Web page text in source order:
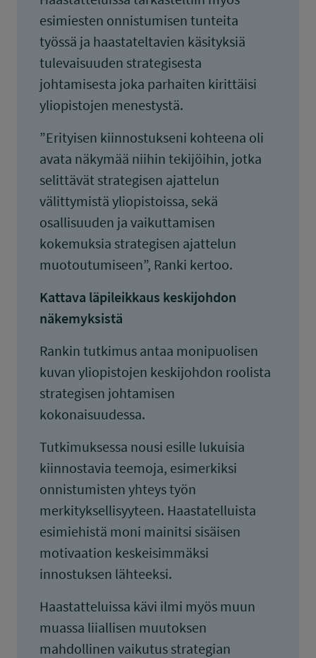
esimiesten onnistumisen tunteita
työssä ja haastateltavien käsityksiä
tulevaisuuden strategisesta
johtamisesta joka parhaiten kirittäisi
yliopistojen menestystä.
”Erityisen kiinnostukseni kohteena oli
avata näkymää niihin tekijöihin, jotka
selittävät strategisen ajattelun
välittymistä yliopistoissa, sekä
osallisuuden ja vaikuttamisen
kokemuksia strategisen ajattelun
muotoutumiseen”, Ranki kertoo.
Kattava läpileikkaus keskijohdon
näkemyksistä
Rankin tutkimus antaa monipuolisen
kuvan yliopistojen keskijohdon roolista
strategisen johtamisen
kokonaisuudessa.
Tutkimuksessa nousi esille lukuisia
kiinnostavia teemoja, esimerkiksi
onnistumisten yhteys työn
merkityksellisyyteen. Haastatelluista
esimiehistä moni mainitsi sisäisen
motivaation keskeisimmäksi
innostuksen lähteeksi.
Haastatteluissa kävi ilmi myös muun
muassa liiallisen muutoksen
mahdollinen vaikutus strategian